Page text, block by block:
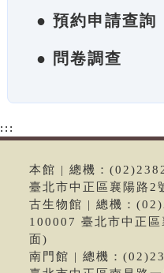
● 預約申請查詢
● 問卷調查
:::
本館 | 總機：
臺北市中正區襄陽路2
古生物館 | 總機：
100007 臺北市中正
面)
南門館 | 總機：